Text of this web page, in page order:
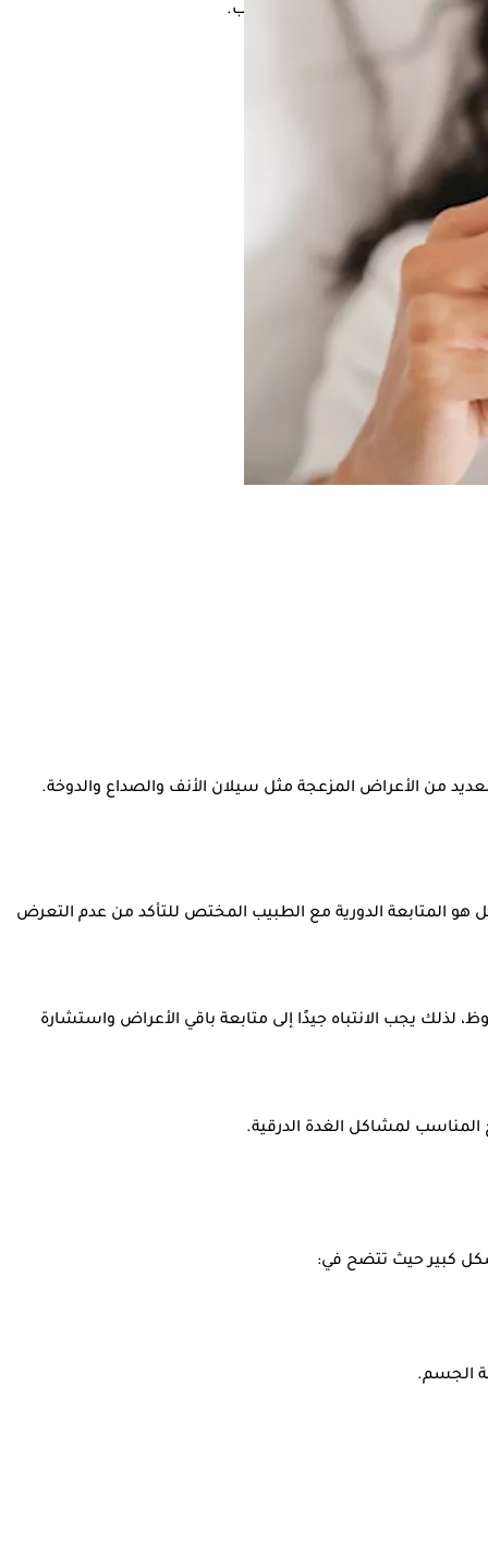
للحصول على العلاج المناسب.
من الأعراض المزعجة مثل سيلان الأنف والصداع والدوخة.
هو المتابعة الدورية مع الطبيب المختص للتأكد من عدم التعرض
يجب الانتباه جيدًا إلى متابعة باقي الأعراض واستشارة
المناسب لمشاكل الغدة الدرقية.
كبير حيث تتضح في:
الجسم.